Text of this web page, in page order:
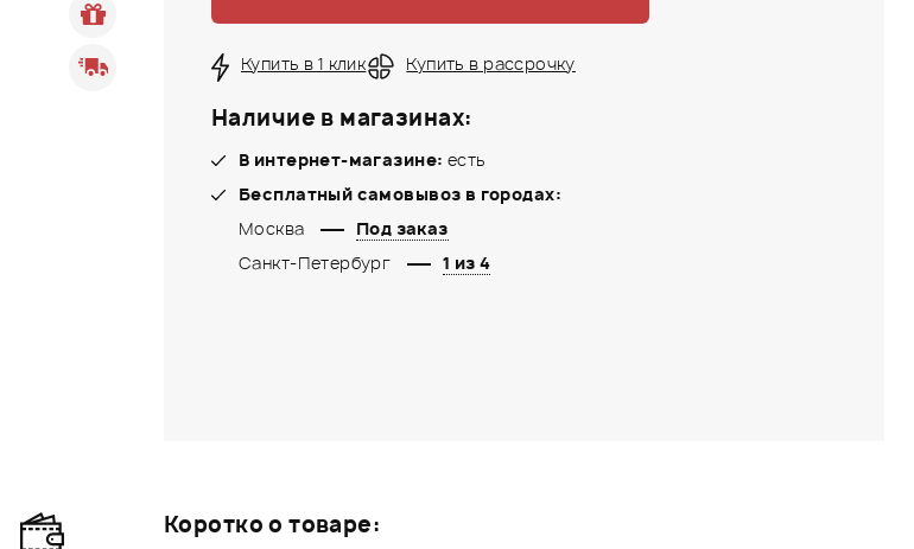
Коротко о товаре:
Купить в 1 клик Купить в рассрочку
Наличие в магазинах:
В интернет-магазине: есть
Бесплатный самовывоз в городах:
Москва
Под заказ
Санкт-Петербург
1 из 4